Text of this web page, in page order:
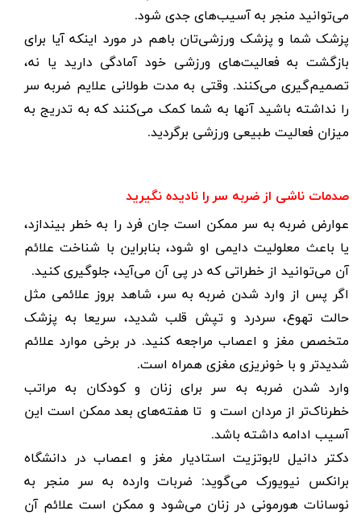
می‌توانید منجر به آسیب‌های جدی شود.
پزشک شما و پزشک ورزشی‌تان باهم در مورد اینکه آیا برای
بازگشت به فعالیت‌های ورزشی خود آمادگی‌ دارید یا نه،
تصمیم‌گیری می‌کنند. وقتی به مدت طولانی علایم ضربه سر
را نداشته باشید آنها به شما کمک می‌کنند که به تدریج به
میزان فعالیت طبیعی ورزشی برگردید.
صدمات ناشی از ضربه سر را نادیده نگیرید
عوارض ضربه به سر ممکن است جان فرد را به خطر بیندازد،
یا باعث معلولیت دایمی او شود، بنابراین با شناخت علائم
آن می‌توانید از خطراتی که در پی آن می‌آید، جلوگیری کنید.
اگر پس از وارد شدن ضربه به سر، شاهد بروز علائمی مثل
حالت تهوع، سردرد و تپش قلب شدید، سریعا به پزشک
متخصص مغز و اعصاب مراجعه کنید. در برخی موارد علائم
شدیدتر و با خونریزی مغزی همراه است.
وارد شدن ضربه به سر برای زنان و کودکان به مراتب
خطرناک‌تر از مردان است و تا هفته‌های بعد ممکن است این
آسیب ادامه داشته باشد.
دکتر دانیل لابوتزیت استادیار مغز و اعصاب در دانشگاه
برانکس نیویورک می‌گوید: ضربات وارده به سر منجر به
نوسانات هورمونی در زنان می‌شود و ممکن است علائم آن